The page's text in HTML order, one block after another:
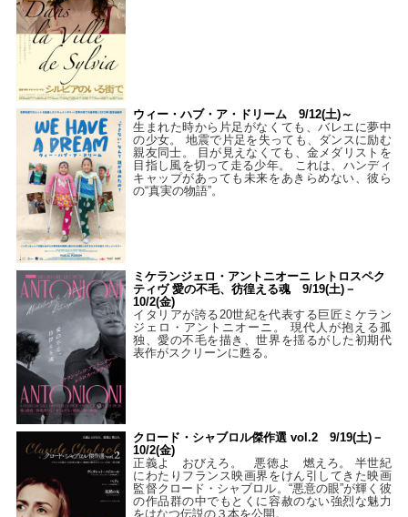
ウィー・ハブ・ア・ドリーム 9/12(土)～
生まれた時から片足がなくても、バレエに夢中
の少女。 地震で片足を失っても、ダンスに励む
親友同士。 目が見えなくても、金メダリストを
目指し風を切って走る少年。 これは、ハンディ
キャップがあっても未来をあきらめない、彼ら
の“真実の物語”。
ミケランジェロ・アントニオーニ レトロスペク
ティヴ 愛の不毛、彷徨える魂 9/19(土)－
10/2(金)
イタリアが誇る20世紀を代表する巨匠ミケラン
ジェロ・アントニオーニ。 現代人が抱える孤
独、愛の不毛を描き、世界を揺るがした初期代
表作がスクリーンに甦る。
クロード・シャブロル傑作選 vol.2 9/19(土)－
10/2(金)
正義よ おびえろ。 悪徳よ 燃えろ。 半世紀
にわたりフランス映画界をけん引してきた映画
監督クロード・シャブロル。“悪意の眼”が輝く彼
の作品群の中でもとくに容赦のない強烈な魅力
をはなつ伝説の３本を公開。